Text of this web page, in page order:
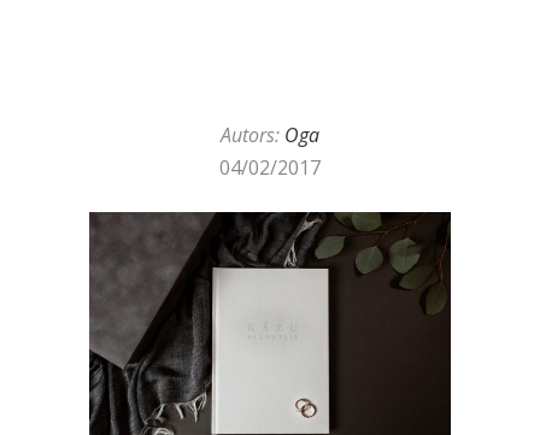
Autors: Oga
04/02/2017